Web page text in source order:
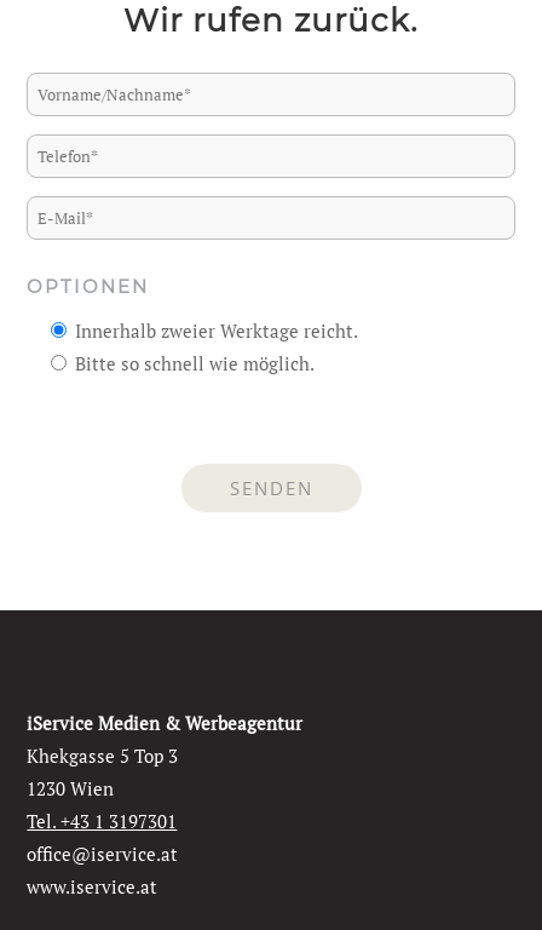
Wir rufen zurück.
OPTIONEN
Innerhalb zweier Werktage reicht.
Bitte so schnell wie möglich.
iService Medien & Werbeagentur
Khekgasse 5 Top 3
1230 Wien
Tel. +43 1 3197301
office@iservice.at
www.iservice.at